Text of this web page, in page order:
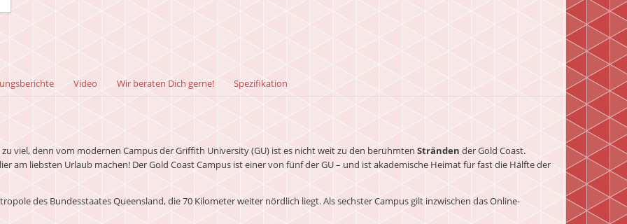
Video Wir beraten Dich gerne! Spezifikation
viel, denn vom modernen Campus der Griffith University (GU) ist es nicht weit zu den berühmten Stränden der Gold Coast.
am liebsten Urlaub machen! Der Gold Coast Campus ist einer von fünf der GU – und ist akademische Heimat für fast die Hälfte der
des Bundesstaates Queensland, die 70 Kilometer weiter nördlich liegt. Als sechster Campus gilt inzwischen das Online-